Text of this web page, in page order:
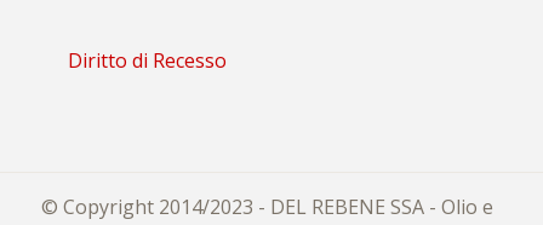
Diritto di Recesso
© Copyright 2014/2023 - DEL REBENE SSA - Olio e